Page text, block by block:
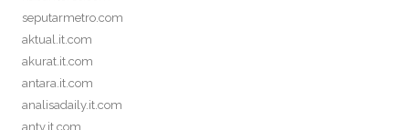
seputarmetro.com
aktual.it.com
akurat.it.com
antara.it.com
analisadaily.it.com
antv.it.com